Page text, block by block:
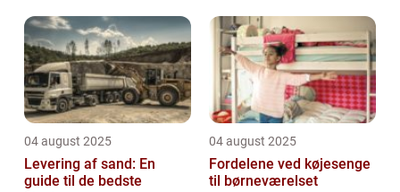
04 august 2025
Levering af sand: En
guide til de bedste
04 august 2025
Fordelene ved køjesenge
til børneværelset